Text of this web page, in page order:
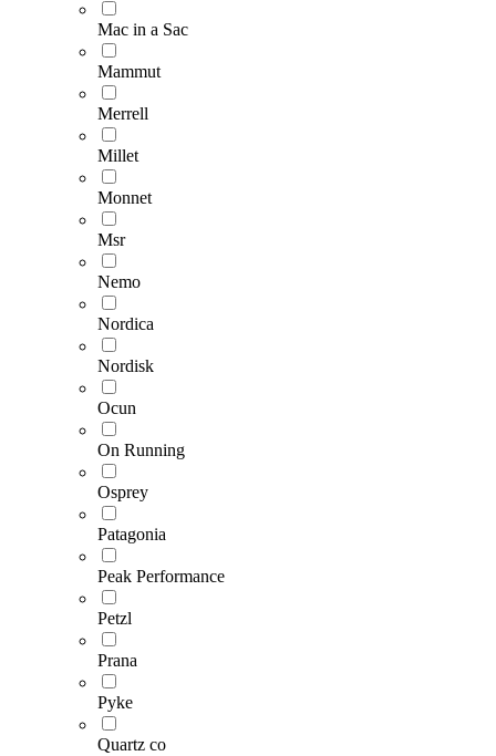
Mac in a Sac
Mammut
Merrell
Millet
Monnet
Msr
Nemo
Nordica
Nordisk
Ocun
On Running
Osprey
Patagonia
Peak Performance
Petzl
Prana
Pyke
Quartz co